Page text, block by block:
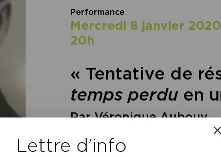
Performance
mercredi 8 janvier 2020
20h
« Tentative de
temps perduen
Par Véronique Aubouy
Lettre d’info